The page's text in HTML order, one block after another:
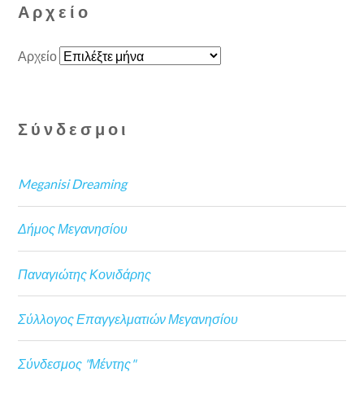
Αρχείο
Αρχείο
Σύνδεσμοι
Meganisi Dreaming
Δήμος Μεγανησίου
Παναγιώτης Κονιδάρης
Σύλλογος Επαγγελματιών Μεγανησίου
Σύνδεσμος "Μέντης"